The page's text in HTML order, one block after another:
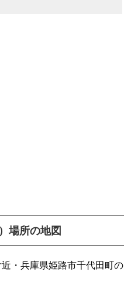
場所の地図
・兵庫県姫路市千代田町の